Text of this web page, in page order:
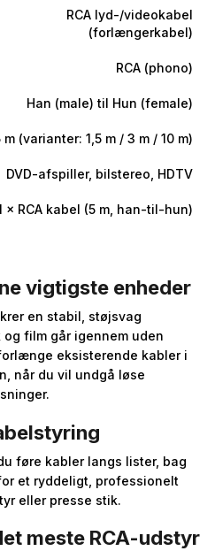
RCA lyd-/videokabel
(forlængerkabel)
RCA (phono)
Han (male) til Hun (female)
m (varianter: 1,5 m / 3 m / 10 m)
DVD-afspiller, bilstereo, HDTV
× RCA kabel (5 m, han-til-hun)
vigtigste enheder
en stabil, støjsvag
film går igennem uden
eksisterende kabler i
når du vil undgå løse
føre kabler langs lister, bag
et ryddeligt, professionelt
eller presse stik.
meste RCA-udstyr